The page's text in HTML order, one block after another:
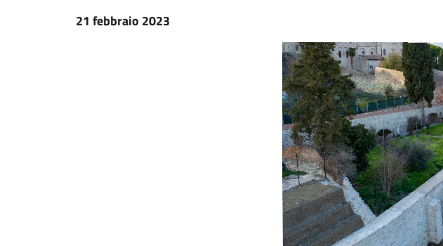
21 febbraio 2023